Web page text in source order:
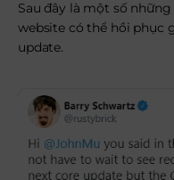
Sau đây là một số những
website có thể hồi phục
update.